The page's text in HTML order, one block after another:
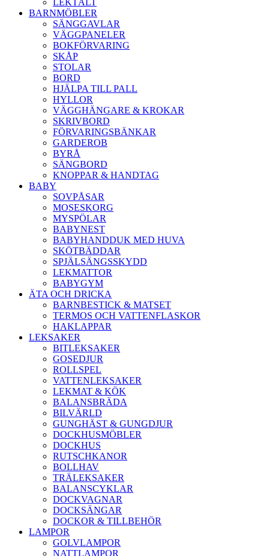
LEKTÄLT
BARNMÖBLER
SÄNGGAVLAR
VÄGGPANELER
BOKFÖRVARING
SKÅP
STOLAR
BORD
HJÄLPA TILL PALL
HYLLOR
VÄGGHÄNGARE & KROKAR
SKRIVBORD
FÖRVARINGSBÄNKAR
GARDEROB
BYRÅ
SÄNGBORD
KNOPPAR & HANDTAG
BABY
SOVPÅSAR
MOSESKORG
MYSPÖLAR
BABYNEST
BABYHANDDUK MED HUVA
SKÖTBÄDDAR
SPJÄLSÄNGSSKYDD
LEKMATTOR
BABYGYM
ÄTA OCH DRICKA
BARNBESTICK & MATSET
TERMOS OCH VATTENFLASKOR
HAKLAPPAR
LEKSAKER
BITLEKSAKER
GOSEDJUR
ROLLSPEL
VATTENLEKSAKER
LEKMAT & KÖK
BALANSBRÄDA
BILVÄRLD
GUNGHÄST & GUNGDJUR
DOCKHUSMÖBLER
DOCKHUS
RUTSCHKANOR
BOLLHAV
TRÄLEKSAKER
BALANSCYKLAR
DOCKVAGNAR
DOCKSÄNGAR
DOCKOR & TILLBEHÖR
LAMPOR
GOLVLAMPOR
NATTLAMPOR